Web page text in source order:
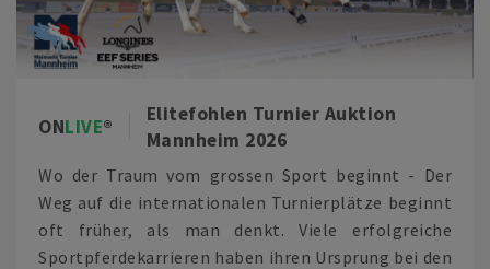
ONLIVE
Elitefohlen Turnier Auktion
Mannheim 2026
Wo der Traum vom grossen Sport beginnt - Der
Weg auf die internationalen Turnierplätze beginnt
oft früher, als man denkt. Viele erfolgreiche
Sportpferdekarrieren haben ihren Ursprung bei den